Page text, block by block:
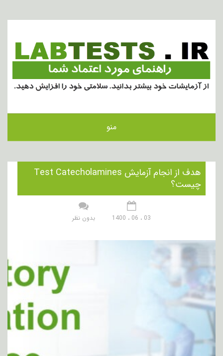
منو
هدف از انجام آزمایش Test Catecholamines
چیست؟
03 ، 06 ، 1400 بدون نظر